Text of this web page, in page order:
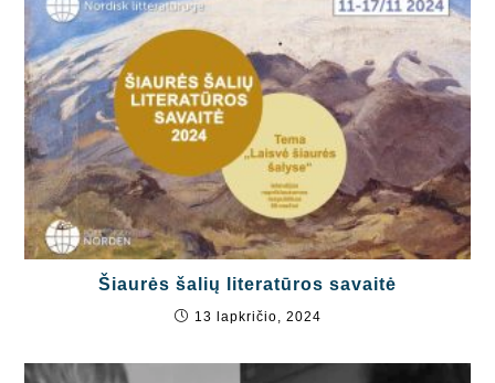
Šiaurės šalių literatūros savaitė
13 lapkričio, 2024